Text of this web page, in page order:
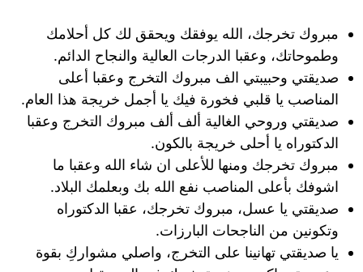
مبروك تخرجك، الله يوفقك ويحقق لك كل أحلامك
وطموحاتك، وعقبا الدرجات العالية والنجاح الدائم.
صديقتي وحبيبتي الف مبروك التخرج وعقبا أعلى
المناصب يا قلبي فخورة فيك يا أجمل خريجة هذا العام.
صديقتي وروحي الغالية ألف ألف مبروك التخرج وعقبا
الدكتوراه يا أحلى خريجة بالكون.
مبروك تخرجك ومنها للأعلى ان شاء الله وعقبا ما
اشوفك بأعلى المناصب نفع الله بك وبعلمك البلاد.
صديقتي يا عسل، مبروك تخرجك، عقبا الدكتوراه
وتكونين من الناجحات البارزات.
يا صديقتي تهانينا على التخرج، واصلي مشواركِ بقوة